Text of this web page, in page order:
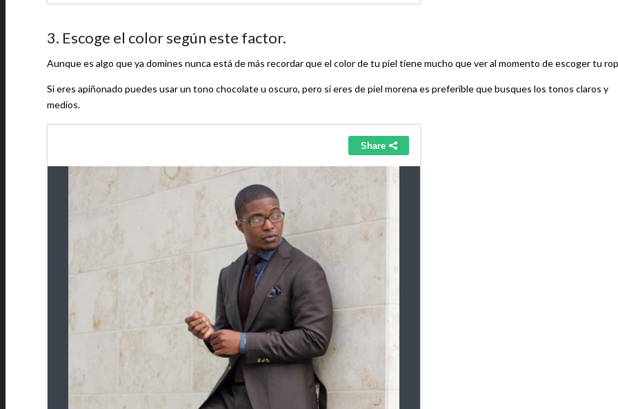
3. Escoge el color según este factor.
Aunque es algo que ya domines nunca está de más recordar que el color de tu piel tiene mucho que ver al momento de escoger tu
Si eres apiñonado puedes usar un tono chocolate u oscuro, pero si eres de piel morena es preferible que busques los tonos claros y
medios.